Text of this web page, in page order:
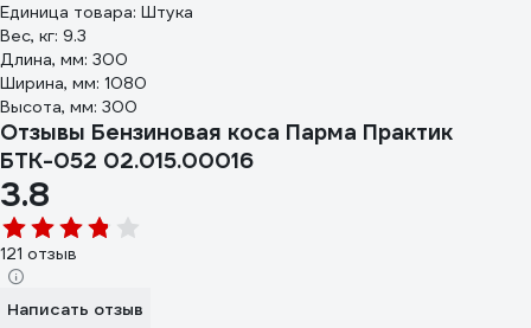
Единица товара: Штука
Вес, кг: 9.3
Длина, мм: 300
Ширина, мм: 1080
Высота, мм: 300
Отзывы Бензиновая коса Парма Практик
БТК-052 02.015.00016
3.8
121 отзыв
Написать отзыв